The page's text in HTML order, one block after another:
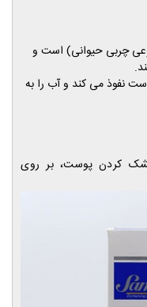
چربی حیوانی) است و
نفوذ می کند و آب را به
کردن پوست، بر روی